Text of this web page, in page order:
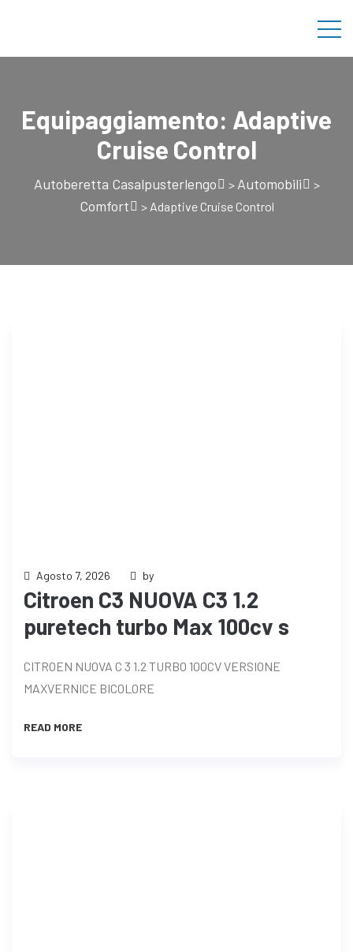
Equipaggiamento: Adaptive
Cruise Control
Autoberetta Casalpusterlengo > Automobili >
Comfort > Adaptive Cruise Control
Agosto 7, 2026 by
Citroen C3 NUOVA C3 1.2
puretech turbo Max 100cv s
CITROEN NUOVA C 3 1.2 TURBO 100CV VERSIONE
MAXVERNICE BICOLORE
READ MORE